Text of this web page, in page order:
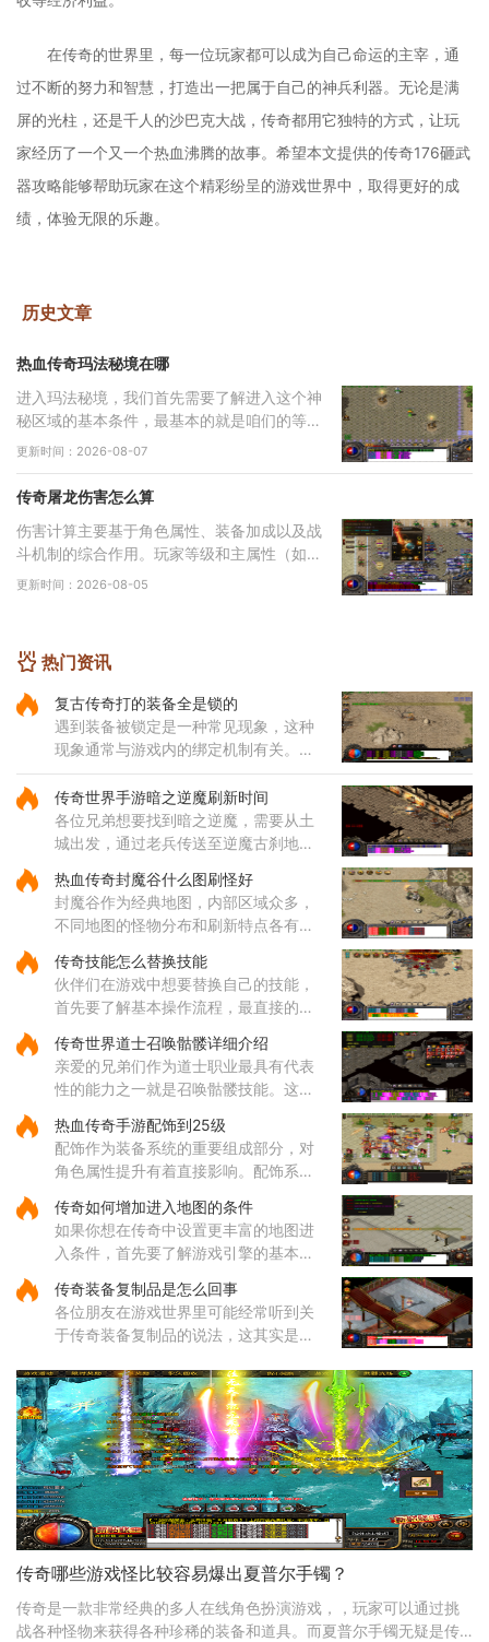
在传奇的世界里，每一位玩家都可以成为自己命运的主宰，通
过不断的努力和智慧，打造出一把属于自己的神兵利器。无论是满
屏的光柱，还是千人的沙巴克大战，传奇都用它独特的方式，让玩
家经历了一个又一个热血沸腾的故事。希望本文提供的传奇176砸武
器攻略能够帮助玩家在这个精彩纷呈的游戏世界中，取得更好的成
绩，体验无限的乐趣。
历史文章
热血传奇玛法秘境在哪
进入玛法秘境，我们首先需要了解进入这个神
秘区域的基本条件，最基本的就是咱们的等级
必须达到六十五级，没有这个等级是连门都找
东
更新时间：2026-08-07
传奇屠龙伤害怎么算
伤害计算主要基于角色属性、装备加成以及战
斗机制的综合作用。玩家等级和主属性（如力
量、智力等）直接影响基础攻击力和技能伤
更新时间：2026-08-05
热门资讯
复古传奇打的装备全是锁的
遇到装备被锁定是一种常见现象，这种
现象通常与游戏内的绑定机制有关。部
分装备在获取后会自动绑定到角色身
上，这种绑定状态会限制装备的交易和
丢弃功能。装备锁定是游戏设计
传奇世界手游暗之逆魔刷新时间
各位兄弟想要找到暗之逆魔，需要从土
城出发，通过老兵传送至逆魔古刹地
魔阵中，咱们需要先进入右边的门，然
后按照逆时针方向前进，最终将
热血传奇封魔谷什么图刷怪好
封魔谷作为经典地图，内部区域众多，
不同地图的怪物分布和刷新特点各有差
角度来看，纵横道作为一个枢纽性质的
区域，连接着多个重要地点，
传奇技能怎么替换技能
伙伴们在游戏中想要替换自己的技能，
首先要了解基本操作流程，最直接的方
标上通过拖拽操作来调整它们的位置顺
序。这样的调整能够帮助哥哥
传奇世界道士召唤骷髅详细介绍
亲爱的兄弟们作为道士职业最具有代表
性的能力之一就是召唤骷髅技能。这个
能，让你能够通过施法将死去的生灵转
化为强大的骷髅伙伴。当你学
热血传奇手游配饰到25级
配饰作为装备系统的重要组成部分，对
角色属性提升有着直接影响。配饰系统
个部位都有其独特的属性加成，需要根
据职业特性进行合理搭配。配
传奇如何增加进入地图的条件
如果你想在传奇中设置更丰富的地图进
入条件，首先要了解游戏引擎的基本操
这类工具可以为地图自定义地形、NPC
位置和互动逻辑。通过修改游戏脚本和
配置
传奇装备复制品是怎么回事
各位朋友在游戏世界里可能经常听到关
于传奇装备复制品的说法，这其实是游
些小伙伴可能会通过外部工具或者程
序，把游戏里原本就有的装备进
传奇哪些游戏怪比较容易爆出夏普尔手镯？
传奇是一款非常经典的多人在线角色扮演游戏，，玩家可以通过挑
战各种怪物来获得各种珍稀的装备和道具。而夏普尔手镯无疑是传